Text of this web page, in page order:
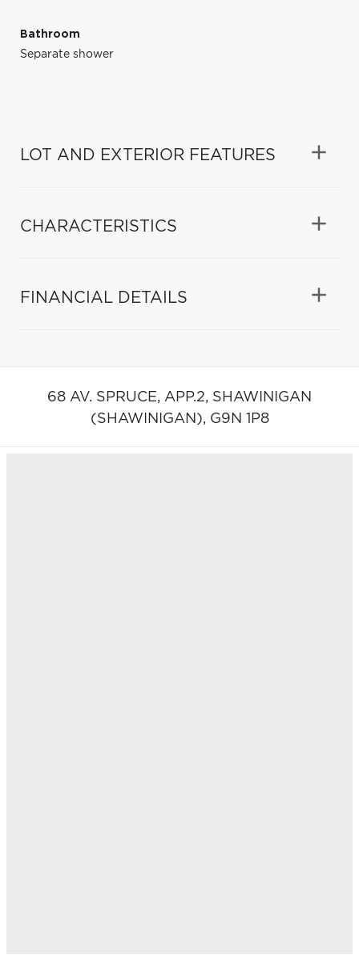
Bathroom
Separate shower
LOT AND EXTERIOR FEATURES
CHARACTERISTICS
FINANCIAL DETAILS
68 AV. SPRUCE, APP.2, SHAWINIGAN
(SHAWINIGAN), G9N 1P8